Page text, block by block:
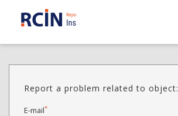
Report a problem related to object:
E-mail*